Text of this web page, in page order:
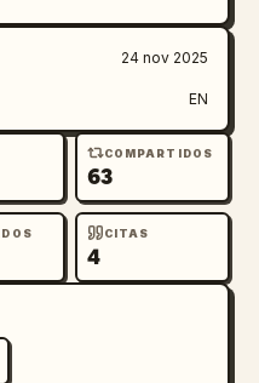
24 nov 2025
EN
COMPARTIDOS
63
CITAS
4